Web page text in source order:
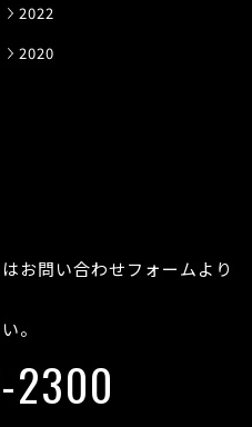
2022
2020
お問い合わせフォームより
。
2300